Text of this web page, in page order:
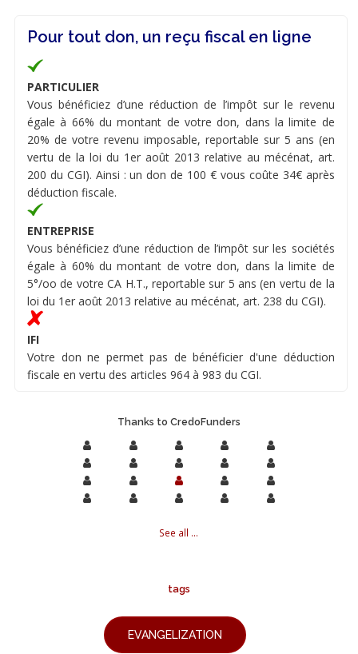
Pour tout don, un reçu fiscal en ligne
PARTICULIER
Vous bénéficiez d’une réduction de l’impôt sur le revenu
égale à 66% du montant de votre don, dans la limite de
20% de votre revenu imposable, reportable sur 5 ans (en
vertu de la loi du 1er août 2013 relative au mécénat, art.
200 du CGI). Ainsi : un don de 100 € vous coûte 34€ après
déduction fiscale.
ENTREPRISE
Vous bénéficiez d’une réduction de l’impôt sur les sociétés
égale à 60% du montant de votre don, dans la limite de
5°/oo de votre CA H.T., reportable sur 5 ans (en vertu de la
loi du 1er août 2013 relative au mécénat, art. 238 du CGI).
IFI
Votre don ne permet pas de bénéficier d'une déduction
fiscale en vertu des articles 964 à 983 du CGI.
Thanks to CredoFunders
See all ...
tags
EVANGELIZATION